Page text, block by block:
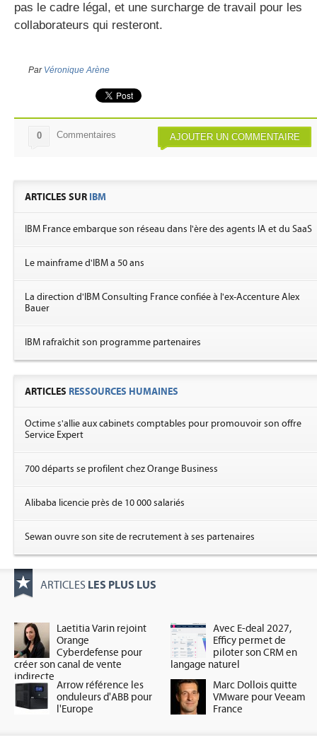
pas le cadre légal, et une surcharge de travail pour les
collaborateurs qui resteront.
Par Véronique Arène
AJOUTER UN COMMENTAIRE
0 Commentaires
ARTICLES SUR IBM
IBM France embarque son réseau dans l'ère des agents IA et du SaaS
Le mainframe d'IBM a 50 ans
La direction d'IBM Consulting France confiée à l'ex-Accenture Alex
Bauer
IBM rafraîchit son programme partenaires
ARTICLES RESSOURCES HUMAINES
Octime s'allie aux cabinets comptables pour promouvoir son offre
Service Expert
700 départs se profilent chez Orange Business
Alibaba licencie près de 10 000 salariés
Sewan ouvre son site de recrutement à ses partenaires
ARTICLES LES PLUS LUS
Laetitia Varin rejoint
Orange
Cyberdefense pour
créer son canal de vente
indirecte
Avec E-deal 2027,
Efficy permet de
piloter son CRM en
langage naturel
Arrow référence les
onduleurs d'ABB pour
l'Europe
Marc Dollois quitte
VMware pour Veeam
France